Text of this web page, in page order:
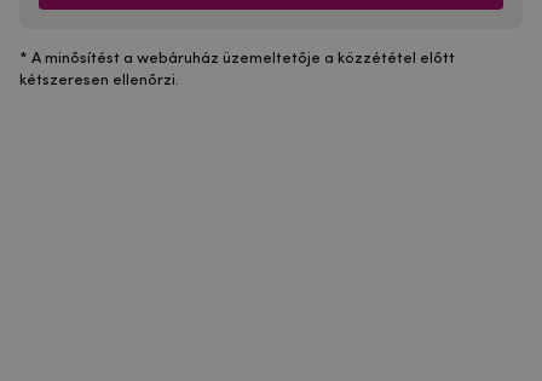
* A minősítést a webáruház üzemeltetője a közzététel előtt
kétszeresen ellenőrzi.